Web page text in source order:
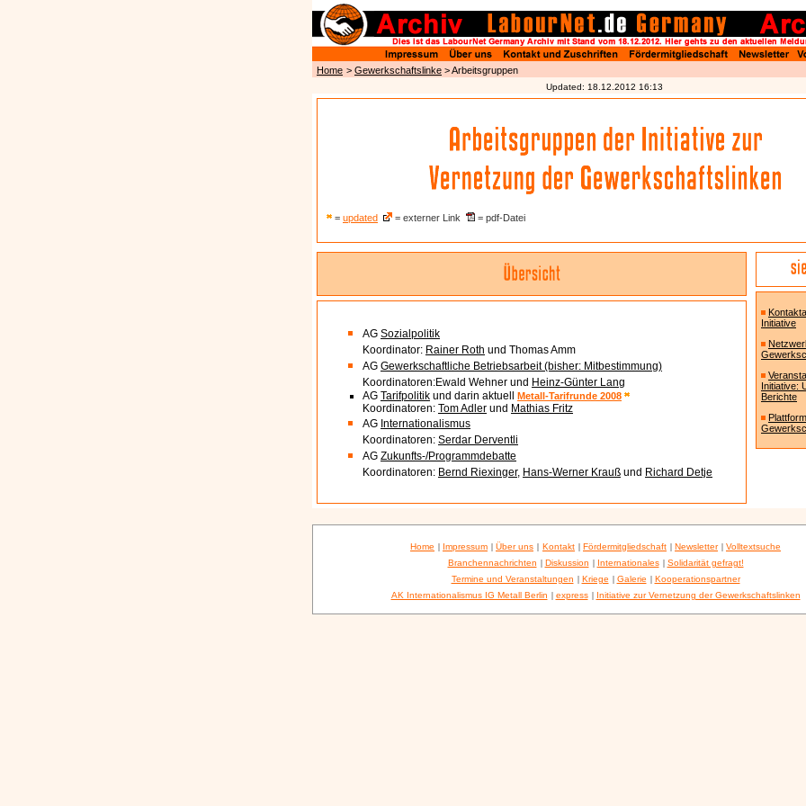
Home > Gewerkschaftslinke >Arbeitsgruppen
Updated: 18.12.2012 16:13
= updated = externer Link = pdf-Datei
AG Sozialpolitik
Koordinator: Rainer Roth und Thomas Amm
AG Gewerkschaftliche Betriebsarbeit(bisher: Mitbestimmung)
Koordinatoren:Ewald Wehner und Heinz-Günter Lang
AG Tarifpolitik und darin aktuell Metall-Tarifrunde 2008
Koordinatoren: Tom Adler und Mathias Fritz
AG Internationalismus
Koordinatoren: Serdar Derventli
AG Zukunfts-/Programmdebatte
Koordinatoren: Bernd Riexinger, Hans-Werner Krauß und Richard Detje
Initiative
Initiative:
Berichte
Home | Impressum | Über uns | Kontakt | Fördermitgliedschaft | Newsletter | Volltextsuche
Branchennachrichten | Diskussion | Internationales | Solidarität gefragt!
Termine und Veranstaltungen | Kriege | Galerie | Kooperationspartner
AK Internationalismus IG Metall Berlin | express | Initiative zur Vernetzung der Gewerkschaftslinken